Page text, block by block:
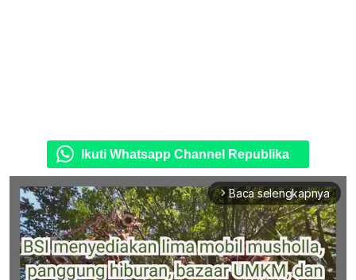
Ikuti Whatsapp Channel Republika
arrow_forward_ios Baca selengkapnya